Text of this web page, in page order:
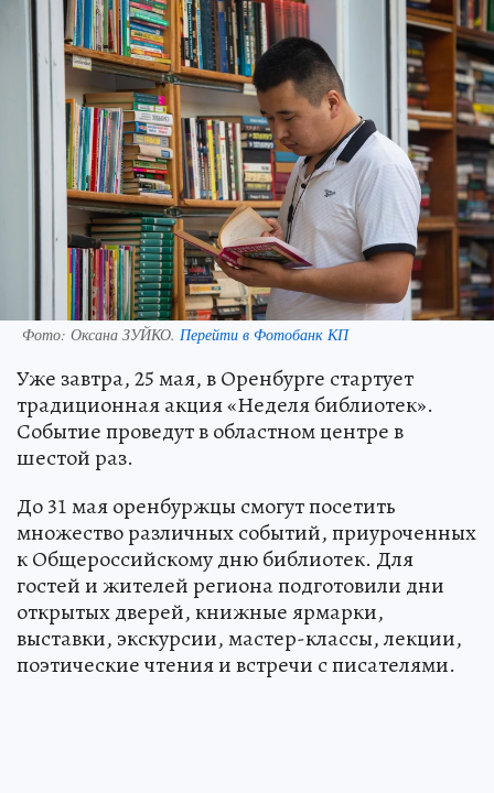
Фото: Оксана ЗУЙКО. Перейти в Фотобанк КП
Уже завтра, 25 мая, в Оренбурге стартует
традиционная акция «Неделя библиотек».
Событие проведут в областном центре в
шестой раз.
До 31 мая оренбуржцы смогут посетить
множество различных событий, приуроченных
к Общероссийскому дню библиотек. Для
гостей и жителей региона подготовили дни
открытых дверей, книжные ярмарки,
выставки, экскурсии, мастер-классы, лекции,
поэтические чтения и встречи с писателями.